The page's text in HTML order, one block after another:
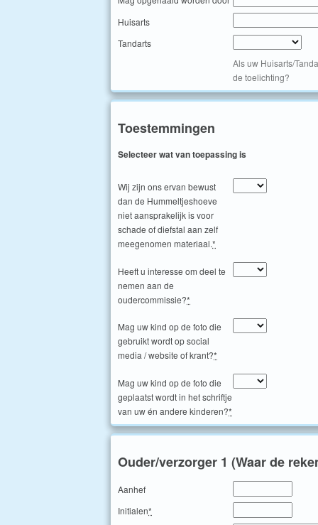
Huisarts
Tandarts
Als uw Huisarts/
de toelichting?
Toestemmingen
Selecteer wat van toepassing is
Wij zijn ons ervan bewust
dan de Hummeltjeshoeve
niet aansprakelijk is voor
schade of diefstal aan zelf
meegenomen materiaal.*
Heeft u interesse om deel te
nemen aan de
oudercommissie?*
Mag uw kind op de foto die
gebruikt wordt op social
media / website of krant?*
Mag uw kind op de foto die
geplaatst wordt in het schriftje
van uw én andere kinderen?*
Ouder/verzorger 1 (Waar de
Aanhef
Initialen*